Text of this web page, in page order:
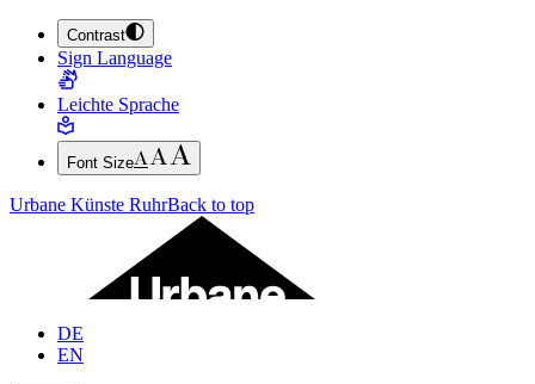
JUMP TO MAIN CONTENT (PRESS ENTER)
JUMP TO THE FOOTER (PRESS ENTER)
Contrast
Sign Language
Leichte Sprache
Font Size
Urbane Künste RuhrBack to top
DE
EN